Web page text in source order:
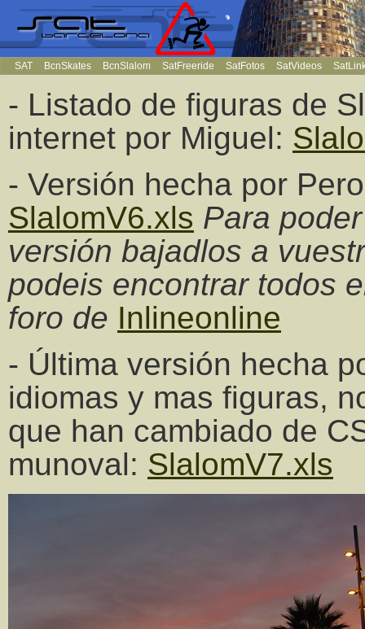
SAT BcnSkates BcnSlalom SatFreeride SatFotos SatVideos
- Listado de figuras de
internet por Miguel:
- Versión hecha por
SlalomV6.xls Para
versión bajadlos a
podeis encontrar todos
foro de Inlineonline
- Última versión hecha
idiomas y mas figuras,
que han cambiado de
munoval: SlalomV7.xls